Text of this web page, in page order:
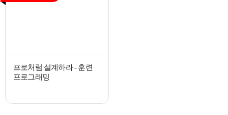
프로처럼 설계하라 - 훈련
프로그래밍